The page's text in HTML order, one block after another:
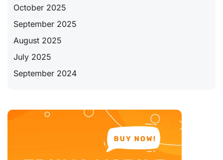
October 2025
September 2025
August 2025
July 2025
September 2024